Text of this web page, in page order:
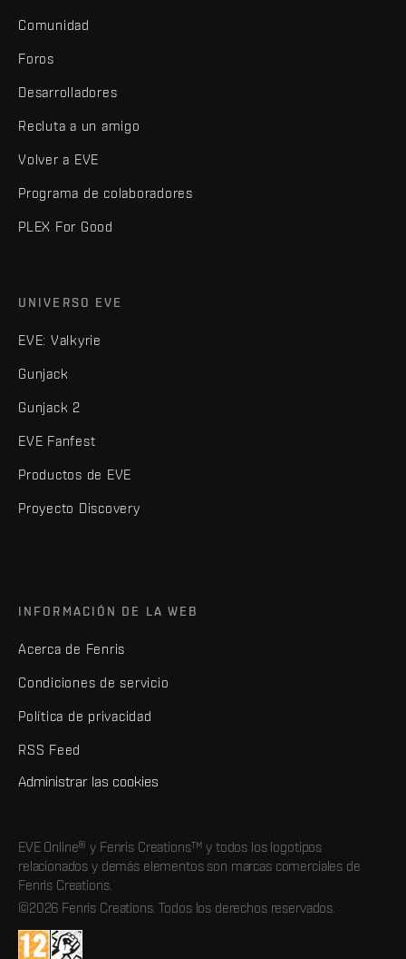
Comunidad
Foros
Desarrolladores
Recluta a un amigo
Volver a EVE
Programa de colaboradores
PLEX For Good
UNIVERSO EVE
EVE: Valkyrie
Gunjack
Gunjack 2
EVE Fanfest
Productos de EVE
Proyecto Discovery
INFORMACIÓN DE LA WEB
Acerca de Fenris
Condiciones de servicio
Política de privacidad
RSS Feed
Administrar las cookies
EVE Online® y Fenris Creations™ y todos los logotipos
relacionados y demás elementos son marcas comerciales de
Fenris Creations.
©2026 Fenris Creations. Todos los derechos reservados.